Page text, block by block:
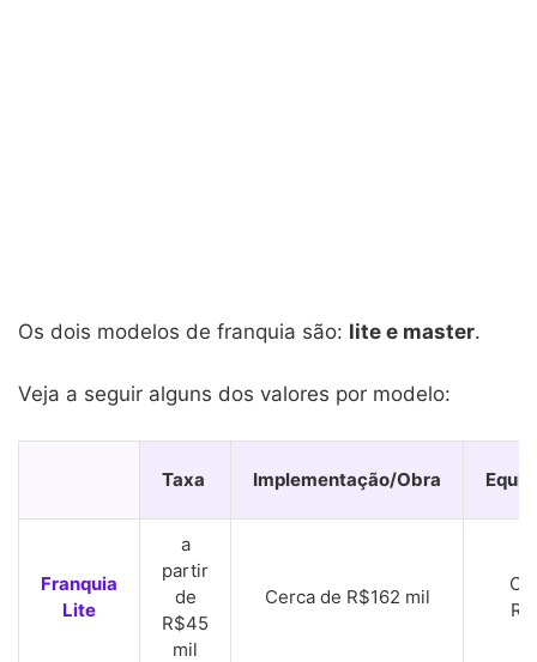
Os dois modelos de franquia são: lite e master.
Veja a seguir alguns dos valores por modelo:
Taxa Implementação/Obra
Franquia
Lite
a
partir
de
R$45
mil
Cerca de R$162 mil